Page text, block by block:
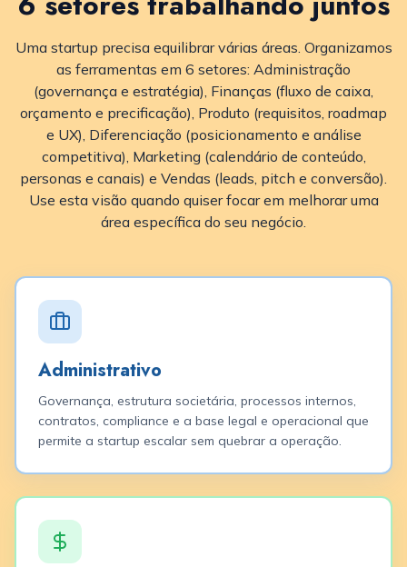
Uma startup precisa equilibrar várias áreas. Organizamos
as ferramentas em 6 setores: Administração
(governança e estratégia), Finanças (fluxo de caixa,
orçamento e precificação), Produto (requisitos, roadmap
e UX), Diferenciação (posicionamento e análise
competitiva), Marketing (calendário de conteúdo,
personas e canais) e Vendas (leads, pitch e conversão).
Use esta visão quando quiser focar em melhorar uma
área específica do seu negócio.
Administrativo
Governança, estrutura societária, processos internos,
contratos, compliance e a base legal e operacional que
permite a startup escalar sem quebrar a operação.